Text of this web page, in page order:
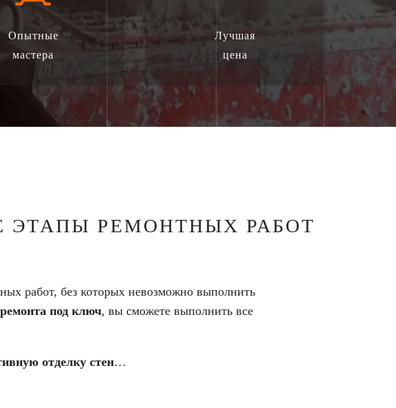
Опытные
мастера
Лучшая
цена
РЕМОНТНЫХ РАБОТ
работ, без которых невозможно выполнить
ремонта под ключ, вы сможете выполнить все
отделку стен…